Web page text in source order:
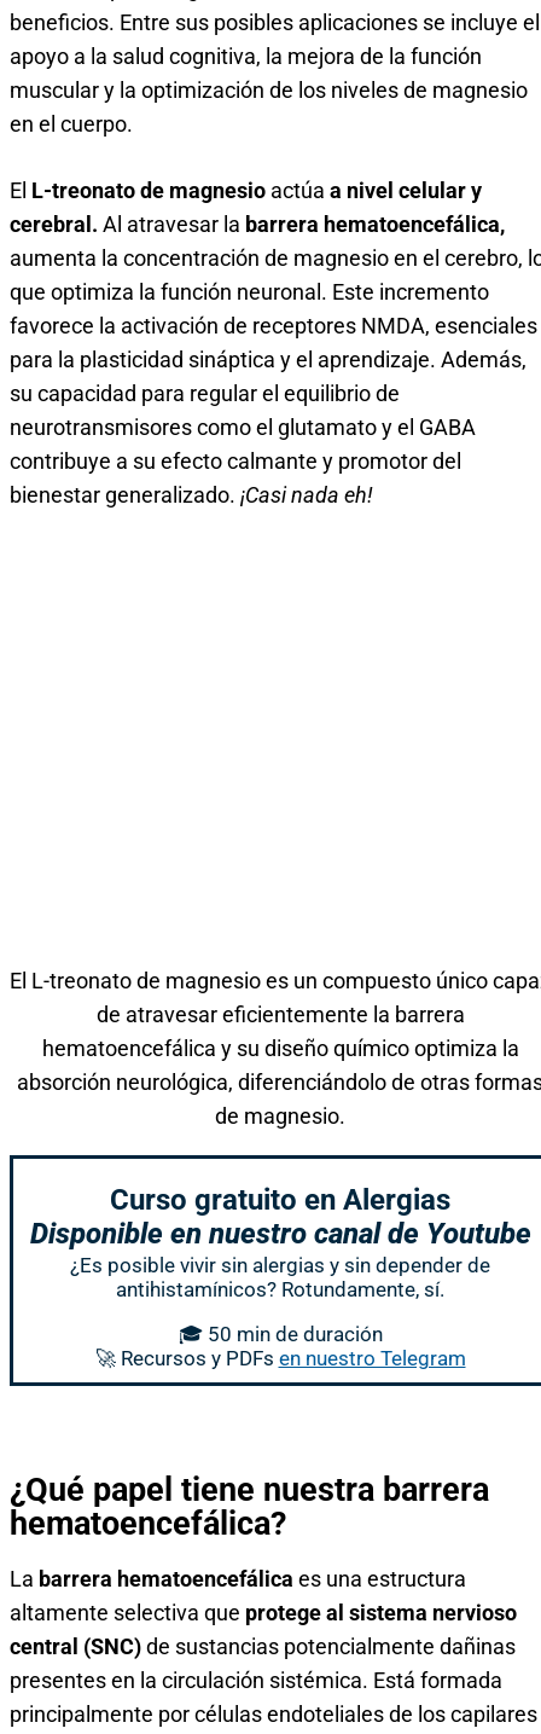
beneficios. Entre sus posibles aplicaciones se incluye el
apoyo a la salud cognitiva, la mejora de la función
muscular y la optimización de los niveles de magnesio
en el cuerpo.
El L-treonato de magnesio actúa a nivel celular y
cerebral. Al atravesar la barrera hematoencefálica,
aumenta la concentración de magnesio en el cerebro,
que optimiza la función neuronal. Este incremento
favorece la activación de receptores NMDA, esenciales
para la plasticidad sináptica y el aprendizaje. Además,
su capacidad para regular el equilibrio de
neurotransmisores como el glutamato y el GABA
contribuye a su efecto calmante y promotor del
bienestar generalizado. ¡Casi nada eh!
El L-treonato de magnesio es un compuesto único
de atravesar eficientemente la barrera
hematoencefálica y su diseño químico optimiza la
absorción neurológica, diferenciándolo de otras
de magnesio.
Curso gratuito en Alergias
Disponible en nuestro canal de Youtube
¿Es posible vivir sin alergias y sin depender de
antihistamínicos? Rotundamente, sí.
🎓 50 min de duración
🚀 Recursos y PDFs en nuestro Telegram
¿Qué papel tiene nuestra barrera
hematoencefálica?
La barrera hematoencefálica es una estructura
altamente selectiva que protege al sistema nervioso
central (SNC)de sustancias potencialmente dañinas
presentes en la circulación sistémica. Está formada
principalmente por células endoteliales de los capilares